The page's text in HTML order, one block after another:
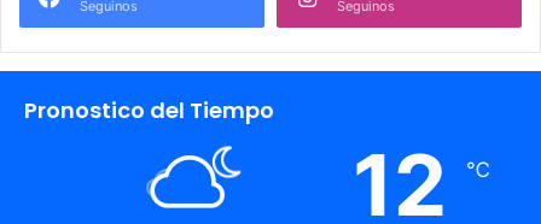
Seguinos Seguinos
Pronostico del Tiempo
12 ℃